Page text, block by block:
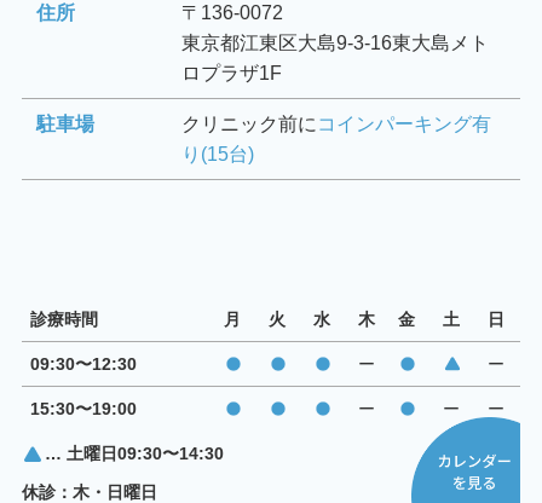
住所
〒136-0072
東京都江東区大島9-3-16東大島メト
ロプラザ1F
駐車場 クリニック前に コインパーキング有
り(15台)
診療時間 月 火 水 木 金 土 日
09:30〜12:30 ー ー
15:30〜19:00 ー ー ー
… 土曜日09:30〜14:30
休診：木・日曜日